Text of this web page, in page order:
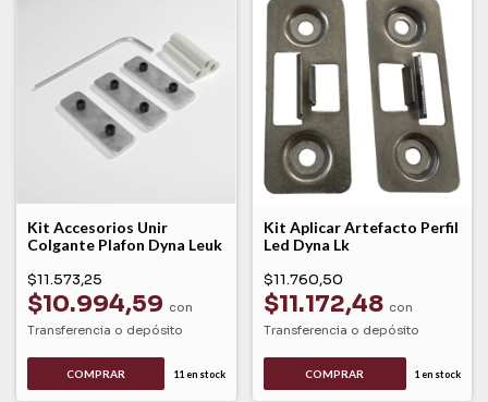
Kit Accesorios Unir
Colgante Plafon Dyna Leuk
$11.573,25
$10.994,59 con
Transferencia o depósito
11 en stock
Kit Aplicar Artefacto Perfil
Led Dyna Lk
$11.760,50
$11.172,48 con
Transferencia o depósito
COMPRAR 1 en stock